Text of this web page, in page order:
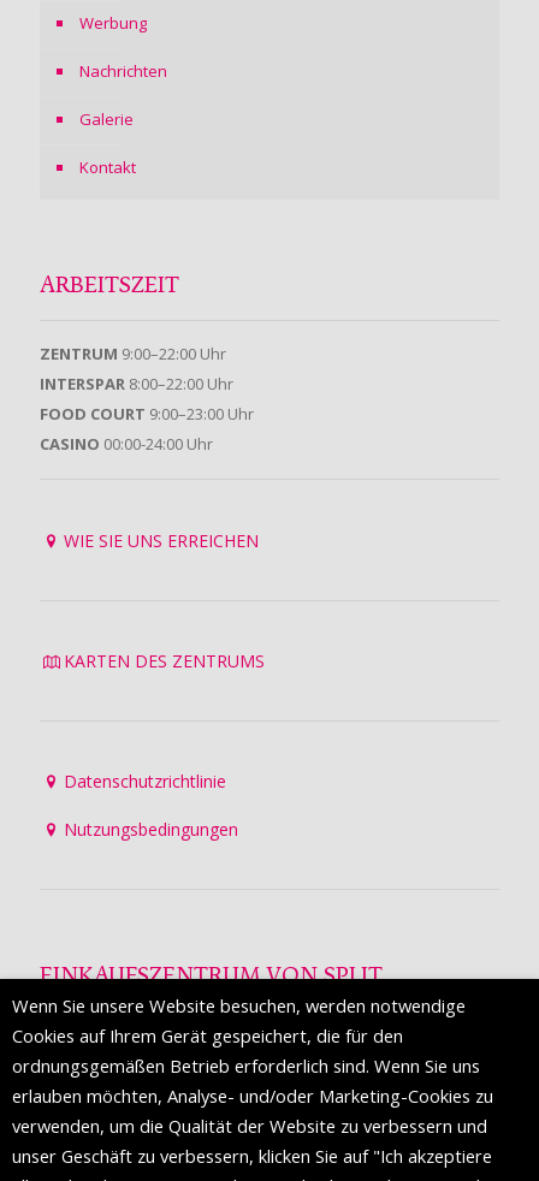
Werbung
Nachrichten
Galerie
Kontakt
ARBEITSZEIT
ZENTRUM 9:00–22:00 Uhr
INTERSPAR 8:00–22:00 Uhr
FOOD COURT 9:00–23:00 Uhr
CASINO 00:00-24:00 Uhr
WIE SIE UNS ERREICHEN
KARTEN DES ZENTRUMS
Datenschutzrichtlinie
Nutzungsbedingungen
EINKAUFSZENTRUM VON SPLIT
Die Mall of Split
ist ein prestigeträchtiges Einkaufsziel mit
etwa 200 Einzelhandelsmarken und einer Reihe von
Weltmodemarken, die zum ersten Mal in Split erscheinen.
Wenn Sie unsere Website besuchen, werden notwendige
Cookies auf Ihrem Gerät gespeichert, die für den
ordnungsgemäßen Betrieb erforderlich sind. Wenn Sie uns
erlauben möchten, Analyse- und/oder Marketing-Cookies zu
verwenden, um die Qualität der Website zu verbessern und
unser Geschäft zu verbessern, klicken Sie auf "Ich akzeptiere